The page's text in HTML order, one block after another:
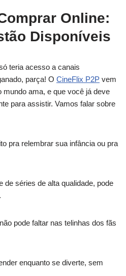
Online:
Disponíveis
teria acesso a canais
parça! O CineFlix P2P vem
mundo ama, e que você já deve
para assistir. Vamos falar sobre
pra relembrar sua infância ou pra
de séries de alta qualidade, pode
pode faltar nas telinhas dos fãs
enquanto se diverte, sem